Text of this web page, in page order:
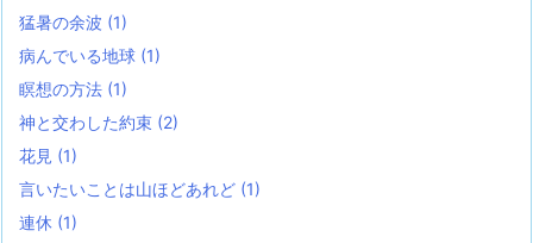
猛暑の余波 (1)
病んでいる地球 (1)
瞑想の方法 (1)
神と交わした約束 (2)
花見 (1)
言いたいことは山ほどあれど (1)
連休 (1)